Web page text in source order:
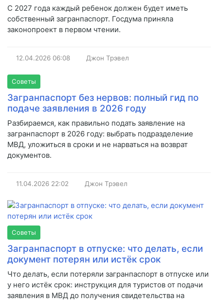
С 2027 года каждый ребенок должен будет иметь
собственный загранпаспорт. Госдума приняла
законопроект в первом чтении.
12.04.2026 06:08 Джон Трэвел
Советы
Загранпаспорт без нервов: полный гид по
подаче заявления в 2026 году
Разбираемся, как правильно подать заявление на
загранпаспорт в 2026 году: выбрать подразделение
МВД, уложиться в сроки и не нарваться на возврат
документов.
11.04.2026 22:02 Джон Трэвел
Советы
Загранпаспорт в отпуске: что делать, если
документ потерян или истёк срок
Что делать, если потеряли загранпаспорт в отпуске или
у него истёк срок: инструкция для туристов от подачи
заявления в МВД до получения свидетельства на